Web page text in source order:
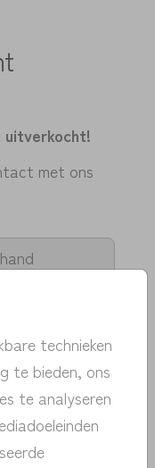
technieken
te bieden, ons
te analyseren
met ons
aan